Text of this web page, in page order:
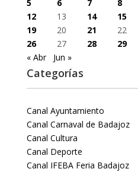
5
6 7 8
12
13 14 15
19
20 21 22
26
27 28 29
« Abr
Jun »
Categorías
Canal Ayuntamiento
Canal Carnaval de Badajoz
Canal Cultura
Canal Deporte
Canal IFEBA Feria Badajoz